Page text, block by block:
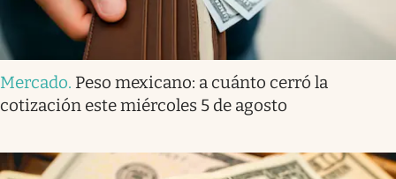
Mercado. Peso mexicano: a cuánto cerró la
cotización este miércoles 5 de agosto